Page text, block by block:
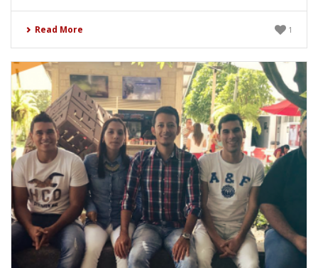
Read More 1